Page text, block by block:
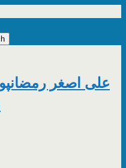
علی اصغر